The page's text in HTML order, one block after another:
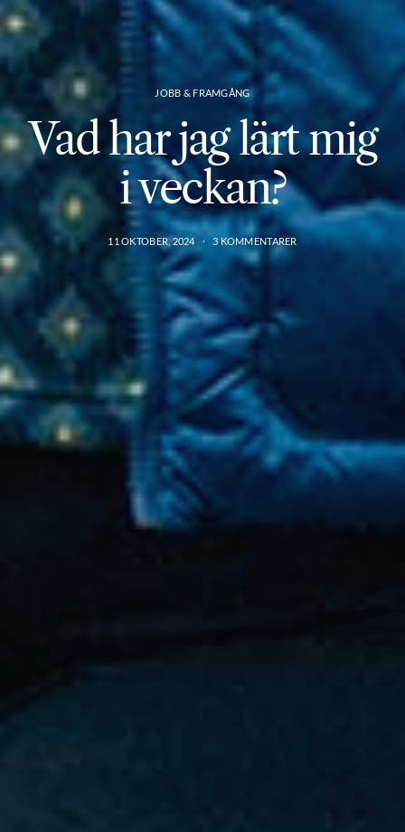
JOBB & FRAMGÅNG
Vad har jag lärt mig
i veckan?
11 OKTOBER, 2024 3 KOMMENTARER